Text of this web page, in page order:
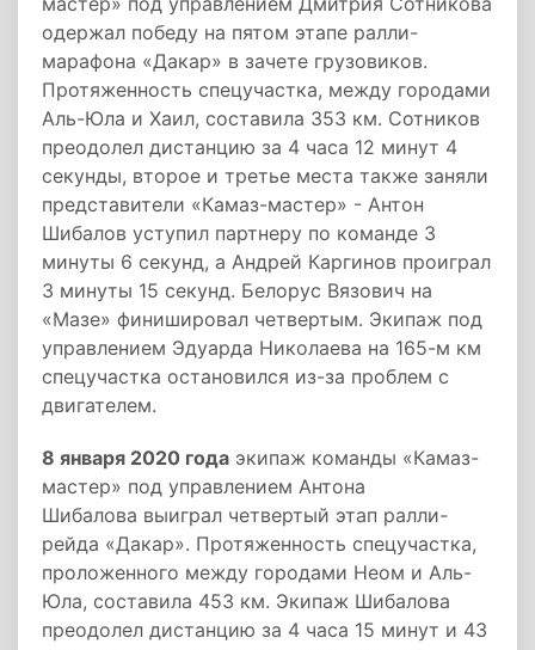
одержал победу на пятом этапе ралли-
марафона «Дакар» в зачете грузовиков.
Протяженность спецучастка, между городами
Аль-Юла и Хаил, составила 353 км. Сотников
преодолел дистанцию за 4 часа 12 минут 4
секунды, второе и третье места также заняли
представители «Камаз-мастер» - Антон
Шибалов уступил партнеру по команде 3
минуты 6 секунд, а Андрей Каргинов проиграл
3 минуты 15 секунд. Белорус Вязович на
«Мазе» финишировал четвертым. Экипаж под
управлением Эдуарда Николаева на 165-м км
спецучастка остановился из-за проблем с
двигателем.
8 января 2020 года экипаж команды «Камаз-
мастер» под управлением Антона
Шибалова выиграл четвертый этап ралли-
рейда «Дакар». Протяженность спецучастка,
проложенного между городами Неом и Аль-
Юла, составила 453 км. Экипаж Шибалова
преодолел дистанцию за 4 часа 15 минут и 43